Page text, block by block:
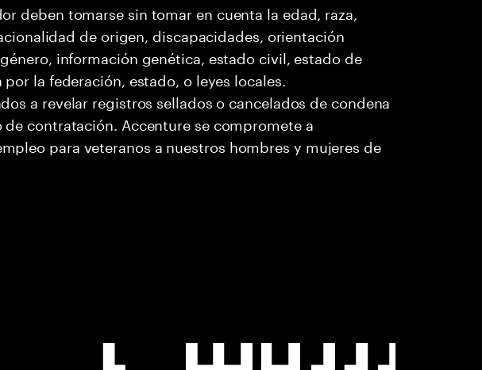
deben tomarse sin tomar en cuenta la edad, raza,
de origen, discapacidades, orientación
información genética, estado civil, estado de
la federación, estado, o leyes locales.
a revelar registros sellados o cancelados de condena
contratación. Accenture se compromete a
para veteranos a nuestros hombres y mujeres de